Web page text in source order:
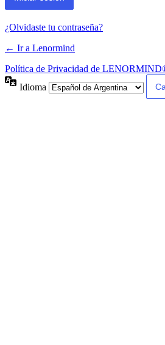
¿Olvidaste tu contraseña?
← Ir a Lenormind
Política de Privacidad de
Idioma